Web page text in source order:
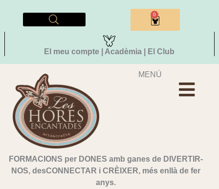
El meu compte | Acadèmia | El Club
0
Cistella
FORMACIONS per DONES amb ganes de DIVERTIR-
NOS, desCONNECTAR i CRÈIXER, més enllà de fer
anys.
MENÚ